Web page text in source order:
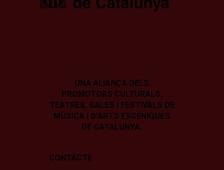
UNA ALIANÇA DELS
PROMOTORS CULTURALS,
TEATRES, SALES I
FESTIVALS DE
MÚSICA I D’ARTS ESCÈNIQUES
DE CATALUNYA.
CONTACTE